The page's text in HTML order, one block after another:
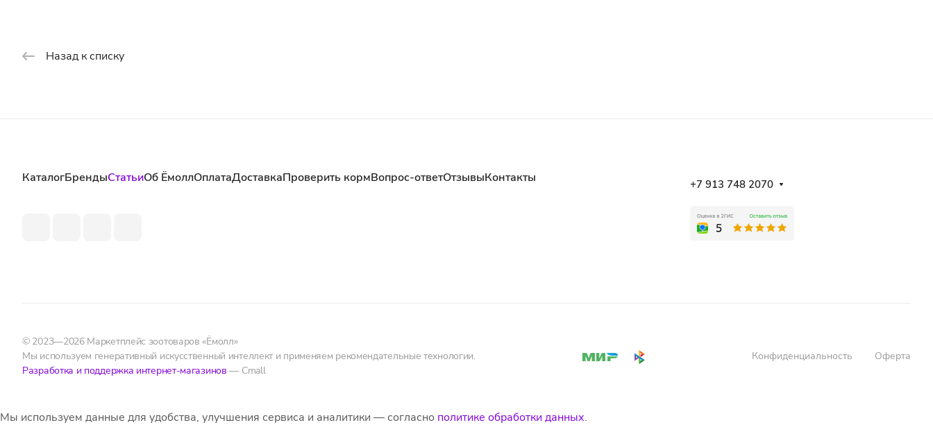
Назад к списку
КаталогБрендыСтатьиОб ЁмоллОплатаДоставкаПроверить кормВопрос-ответОтзывыКонтакты +7 913 748 2070
© 2023—2026 Маркетплейс зоотоваров «Ёмолл»
Мы используем генеративный искусственный интеллект и применяем рекомендательные технологии.
Разработка и поддержка интернет-магазинов — Cmall
Конфиденциальность Оферта
Мы используем данные для удобства, улучшения сервиса и аналитики — согласно политике обработки данных.